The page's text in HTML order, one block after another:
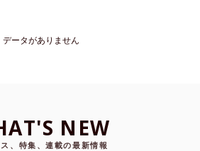
データがありません
NEW
、特集、連載の最新情報